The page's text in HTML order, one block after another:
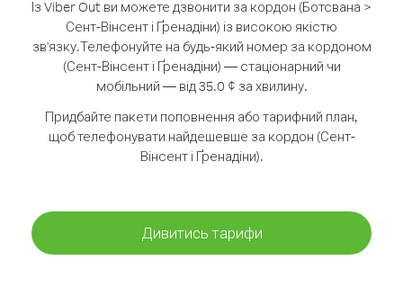
Із Viber Out ви можете дзвонити за кордон (Ботсвана >
Сент-Вінсент і Ґренадіни) із високою якістю
зв'язку.Телефонуйте на будь-який номер за кордоном
(Сент-Вінсент і Ґренадіни) — стаціонарний чи
мобільний — від 35.0 ¢ за хвилину.
Придбайте пакети поповнення або тарифний план,
щоб телефонувати найдешевше за кордон (Сент-
Вінсент і Ґренадіни).
Дивитись тарифи